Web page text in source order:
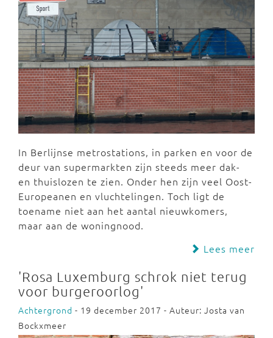
In Berlijnse metrostations, in parken en voor de
deur van supermarkten zijn steeds meer dak-
en thuislozen te zien. Onder hen zijn veel Oost-
Europeanen en vluchtelingen. Toch ligt de
toename niet aan het aantal nieuwkomers,
maar aan de woningnood.
Lees meer
'Rosa Luxemburg schrok niet terug
voor burgeroorlog'
Achtergrond - 19 december 2017 - Auteur: Josta van
Bockxmeer